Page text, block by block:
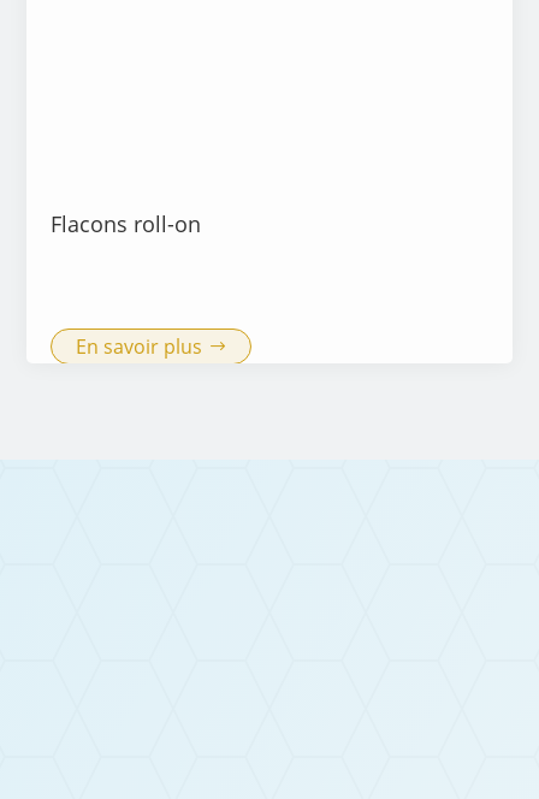
Flacons roll-on
En savoir plus